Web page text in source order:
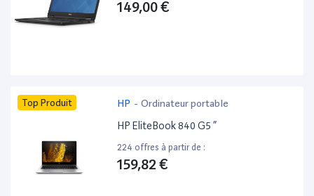
149,00 €
Top Produit HP - Ordinateur portable
HP EliteBook 840 G5 ”
224 offres à partir de :
159,82 €